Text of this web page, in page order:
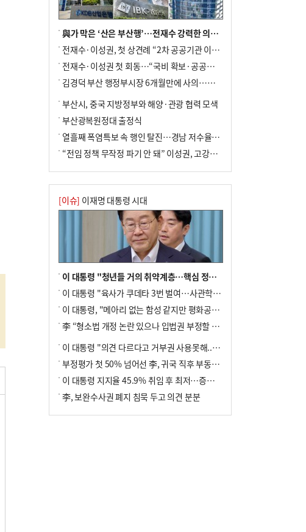
與가 막은 ‘산은 부산행’…전재수 강력한 의지 표명 없인 공염불
전재수·이성권, 첫 상견례 “2차 공공기관 이전 초당 협력”(종합)
전재수·이성권 첫 회동…“국비 확보·공공기관 이전 협력”
김경덕 부산 행정부시장 6개월만에 사의…후임 인선 촉각
부산시, 중국 지방정부와 해양·관광 협력 모색
부산광복원정대 출정식
열흘째 폭염특보 속 행인 탈진…경남 저수율 평년의 절반
“전임 정책 무작정 파기 안 돼” 이성권, 고강도 ‘전재수 견제’ 예고
[이슈] 이재명 대통령 시대
이 대통령 "청년들 거의 취약계층…핵심 정책 재편""
이 대통령 "육사가 쿠데타 3번 벌여…사관학교 통합 신속히 추진"
이 대통령, "메아리 없는 함성 같지만 평화공존책 계속해야"
李 “형소법 개정 논란 있으나 입법권 부정할 만큼은 아냐”(종합)
이 대통령 "의견 다르다고 거부권 사용못해.. 입법권 부정할 상황이라 보기 어려워"
부정평가 첫 50% 넘어선 李, 귀국 직후 부동산·증시 점검(종합)
이 대통령 지지율 45.9% 취임 후 최저…증시 폭락·연임 개헌 논란 영향
李, 보완수사권 폐지 침묵 두고 의견 분분